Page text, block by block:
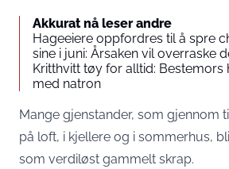
Akkurat nå leser andre
Hageeiere oppfordres til å spre
sine i juni: Årsaken vil overraske
Kritthvitt tøy for alltid: Bestemors
med natron
Mange gjenstander, som gjennom
på loft, i kjellere og i sommerhus,
som verdiløst gammelt skrap.